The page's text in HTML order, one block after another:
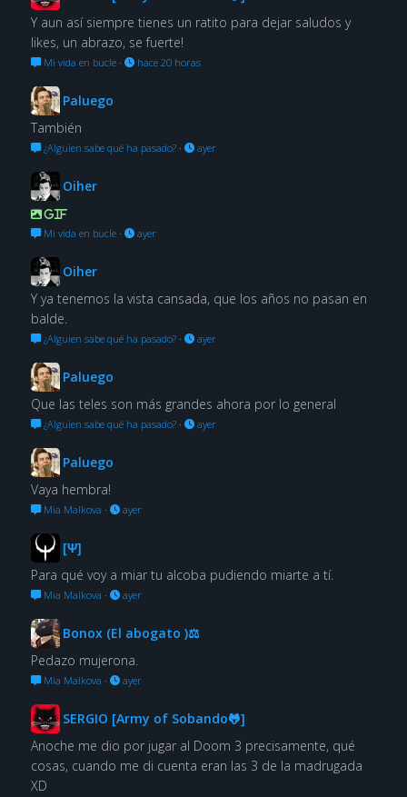
Y aun así siempre tienes un ratito para dejar saludos y
likes, un abrazo, se fuerte!
Mi vida en bucle· hace 20 horas
Paluego
También
¿Alguien sabe qué ha pasado?· ayer
Oiher
GIF
Mi vida en bucle· ayer
Oiher
Y ya tenemos la vista cansada, que los años no pasan en
balde.
¿Alguien sabe qué ha pasado?· ayer
Paluego
Que las teles son más grandes ahora por lo general
¿Alguien sabe qué ha pasado?· ayer
Paluego
Vaya hembra!
Mia Malkova · ayer
[Ψ]
Para qué voy a miar tu alcoba pudiendo miarte a tí.
Mia Malkova · ayer
Bonox (El abogato )⚖
Pedazo mujerona.
Mia Malkova · ayer
SERGIO [Army of Sobando🐸]
Anoche me dio por jugar al Doom 3 precisamente, qué
cosas, cuando me di cuenta eran las 3 de la madrugada
XD